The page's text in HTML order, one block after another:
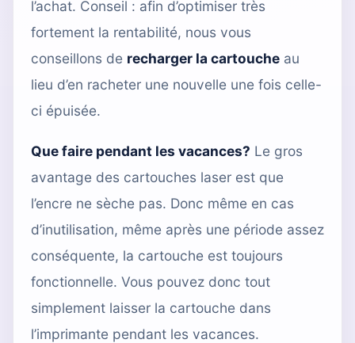
l’achat. Conseil : afin d’optimiser très
fortement la rentabilité, nous vous
conseillons de recharger la cartouche au
lieu d’en racheter une nouvelle une fois celle-
ci épuisée.
Que faire pendant les vacances? Le gros
avantage des cartouches laser est que
l’encre ne sèche pas. Donc même en cas
d’inutilisation, même après une période assez
conséquente, la cartouche est toujours
fonctionnelle. Vous pouvez donc tout
simplement laisser la cartouche dans
l’imprimante pendant les vacances.